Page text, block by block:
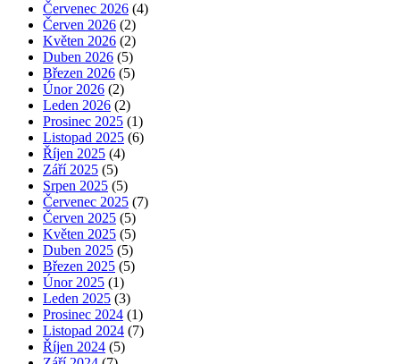
Červenec 2026 (4)
Červen 2026 (2)
Květen 2026 (2)
Duben 2026 (5)
Březen 2026 (5)
Únor 2026 (2)
Leden 2026 (2)
Prosinec 2025 (1)
Listopad 2025 (6)
Říjen 2025 (4)
Září 2025 (5)
Srpen 2025 (5)
Červenec 2025 (7)
Červen 2025 (5)
Květen 2025 (5)
Duben 2025 (5)
Březen 2025 (5)
Únor 2025 (1)
Leden 2025 (3)
Prosinec 2024 (1)
Listopad 2024 (7)
Říjen 2024 (5)